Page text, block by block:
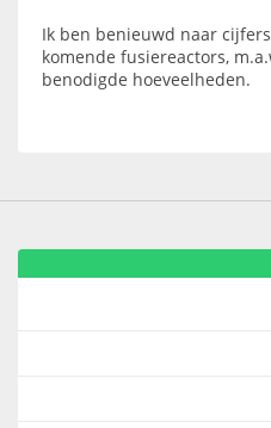
Ik ben benieuwd naar
komende fusiereactors,
benodigde hoeveelheden.